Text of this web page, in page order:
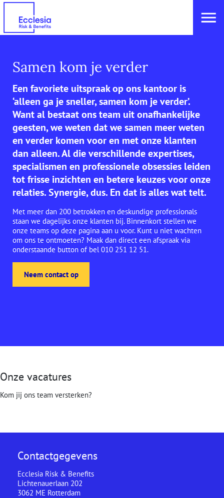
Samen kom je verder
Een favoriete uitspraak op ons kantoor is
‘alleen ga je sneller, samen kom je verder’.
Want al bestaat ons team uit onafhankelijke
geesten, we weten dat we samen meer weten
en verder komen voor en met onze klanten
dan alleen. Al die verschillende expertises,
specialismen en professionele obsessies leiden
tot frisse inzichten en betere keuzes voor onze
relaties. Synergie, dus. En dat is alles wat telt.
Met meer dan 200 betrokken en deskundige professionals
staan we dagelijks onze klanten bij. Binnenkort stellen we
onze teams op deze pagina aan u voor. Kunt u niet wachten
om ons te ontmoeten? Maak dan direct een afspraak via
onderstaande button of bel 010 251 12 51.
Neem contact op
Onze vacatures
Kom jij ons team versterken?
Contactgegevens
Ecclesia Risk & Benefits
Lichtenauerlaan 202
3062 ME Rotterdam